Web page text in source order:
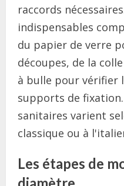
raccords
indispensables
du papier de verre
découpes, de la
à bulle pour vérifier
supports de
sanitaires varient
classique ou à
Les étapes de